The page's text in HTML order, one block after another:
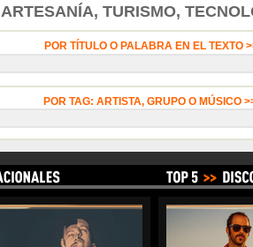
ARTESANÍA, TURISMO,
POR TÍTULO O PALABRA EN EL TEXTO
POR TAG: ARTISTA, GRUPO O MÚSICO